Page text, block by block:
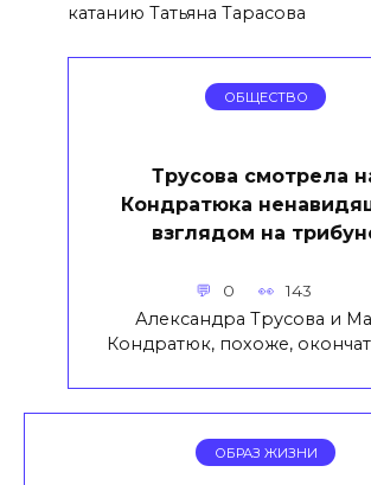
катанию Татьяна Тарасова
ОБЩЕСТВО
Трусова смотрела
Кондратюка
взглядом на
0 143
Александра Трусова и
Кондратюк, похоже,
ОБРАЗ ЖИЗНИ